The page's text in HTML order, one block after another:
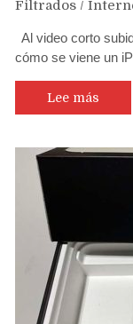
Filtrados /
Al video corto
cómo se viene un
Lee más